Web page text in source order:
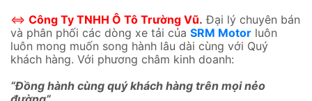
⇔ Công Ty TNHH Ô Tô Trường Vũ. Đại lý chuyên bán
và phân phối các dòng xe tải của SRM Motor luôn
luôn mong muốn song hành lâu dài cùng với Quý
khách hàng. Với phương châm kinh doanh:
“Đồng hành cùng quý khách hàng trên mọi nẻo